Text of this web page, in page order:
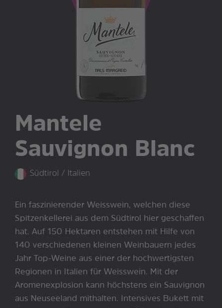
Mantele
Sauvignon Blanc
Südtirol / Italien
Ein faszinierender Weisswein, welchen diese
Spitzenkellerei aus dem Südtirol hier geschaffen
hat. Auf 150 Hektaren entstehen mit Hilfe von
140 verschiedenen kleinen Weinbauern jedes
Jahr Top-Weine aus einer der hochwertigsten
Regionen in Italien für Weisswein. Mit der
Aromenexplosion kann höchstens ein Sauvignon
aus Neuseeland mithalten. Intensives Bukett mit